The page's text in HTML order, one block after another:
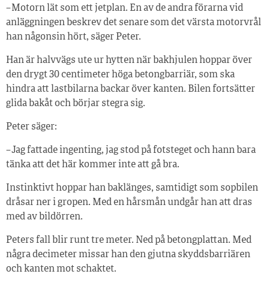
– Motorn lät som ett jetplan. En av de andra förarna vid
anläggningen beskrev det senare som det värsta motorvrål
han någonsin hört, säger Peter.
Han är halvvägs ute ur hytten när bakhjulen hoppar över
den drygt 30 centimeter höga betongbarriär, som ska
hindra att lastbilarna backar över kanten. Bilen fortsätter
glida bakåt och börjar stegra sig.
Peter säger:
– Jag fattade ingenting, jag stod på fotsteget och hann bara
tänka att det här kommer inte att gå bra.
Instinktivt hoppar han baklänges, samtidigt som sopbilen
dråsar ner i gropen. Med en hårsmån undgår han att dras
med av bildörren.
Peters fall blir runt tre meter. Ned på betongplattan. Med
några decimeter missar han den gjutna skyddsbarriären
och kanten mot schaktet.